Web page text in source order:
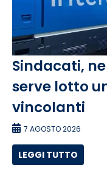
Sindacati,
serve lotto
vincolanti
7 AGOSTO 2026
LEGGI TUTTO